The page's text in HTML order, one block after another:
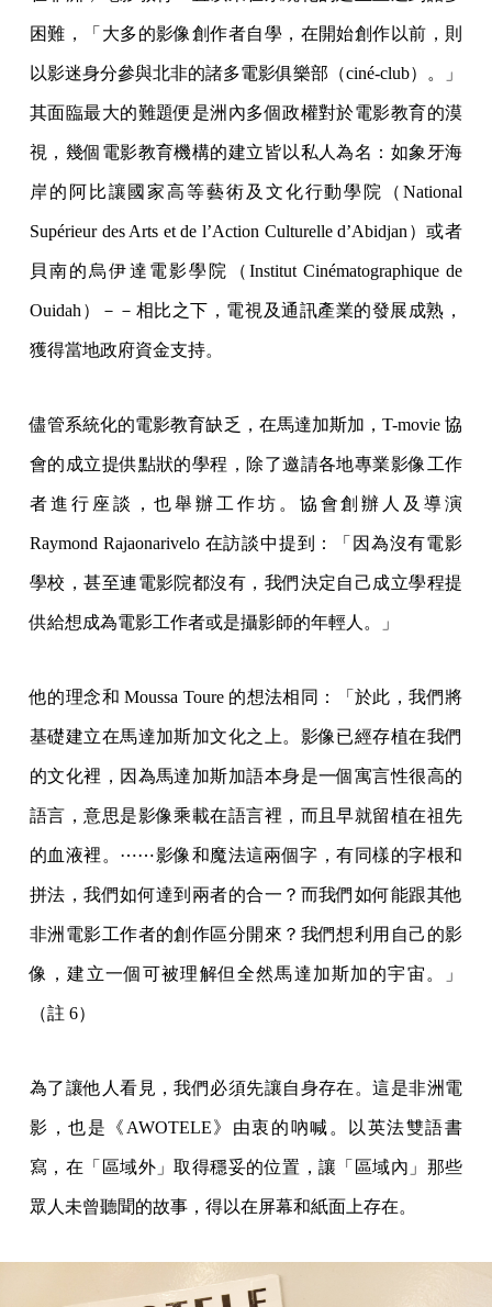
困難，「大多的影像創作者自學，在開始創作以前，則
以影迷身分參與北非的諸多電影俱樂部（ciné-club）。」
其面臨最大的難題便是洲內多個政權對於電影教育的漠
視，幾個電影教育機構的建立皆以私人為名：如象牙海
岸的阿比讓國家高等藝術及文化行動學院（National
Supérieur des Arts et de l’Action Culturelle d’Abidjan）或者
貝南的烏伊達電影學院（Institut Cinématographique de
Ouidah）－－相比之下，電視及通訊產業的發展成熟，
獲得當地政府資金支持。
儘管系統化的電影教育缺乏，在馬達加斯加，T-movie 協
會的成立提供點狀的學程，除了邀請各地專業影像工作
者進行座談，也舉辦工作坊。協會創辦人及導演
Raymond Rajaonarivelo 在訪談中提到：「因為沒有電影
學校，甚至連電影院都沒有，我們決定自己成立學程提
供給想成為電影工作者或是攝影師的年輕人。」
他的理念和 Moussa Toure 的想法相同：「於此，我們將
基礎建立在馬達加斯加文化之上。影像已經存植在我們
的文化裡，因為馬達加斯加語本身是一個寓言性很高的
語言，意思是影像乘載在語言裡，而且早就留植在祖先
的血液裡。⋯⋯影像和魔法這兩個字，有同樣的字根和
拼法，我們如何達到兩者的合一？而我們如何能跟其他
非洲電影工作者的創作區分開來？我們想利用自己的影
像，建立一個可被理解但全然馬達加斯加的宇宙。」
（註 6）
為了讓他人看見，我們必須先讓自身存在。這是非洲電
影，也是《AWOTELE》由衷的吶喊。以英法雙語書
寫，在「區域外」取得穩妥的位置，讓「區域內」那些
眾人未曾聽聞的故事，得以在屏幕和紙面上存在。